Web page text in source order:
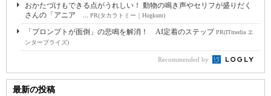
おかたづけもできる点がうれしい！ 動物の鳴き声やセリフが盛りだく
さんの「アニア ... PR(タカラトミー｜Hugkum)
「プロンプトが面倒」の悲鳴を解消！ AI定着のステップPR(ITmedia エ
ンタープライズ)
Recommended by
最新の投稿